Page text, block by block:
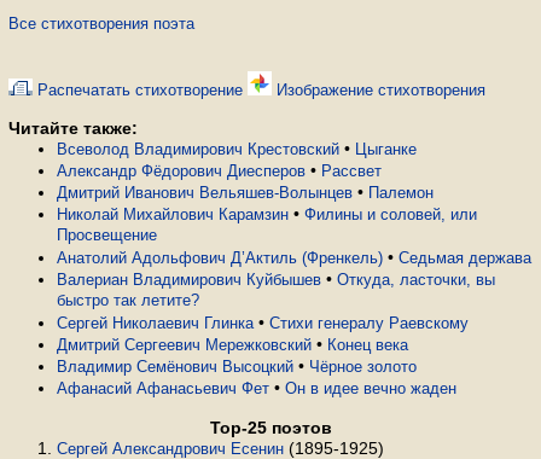
Все стихотворения поэта
Распечатать стихотворение Изображение стихотворения
Читайте также:
Всеволод Владимирович Крестовский • Цыганке
Александр Фёдорович Диесперов • Рассвет
Дмитрий Иванович Вельяшев-Волынцев • Палемон
Николай Михайлович Карамзин • Филины и соловей, или
Просвещение
Анатолий Адольфович Д’Актиль (Френкель) • Седьмая держава
Валериан Владимирович Куйбышев • Откуда, ласточки, вы
быстро так летите?
Сергей Николаевич Глинка • Стихи генералу Раевскому
Дмитрий Сергеевич Мережковский • Конец века
Владимир Семёнович Высоцкий • Чёрное золото
Афанасий Афанасьевич Фет • Он в идее вечно жаден
Top-25 поэтов
Сергей Александрович Есенин (1895-1925)